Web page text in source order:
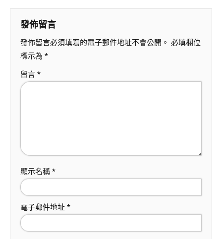
發佈留言
發佈留言必須填寫的電子郵件地址不會公開。 必填欄位
標示為 *
留言 *
顯示名稱 *
電子郵件地址 *